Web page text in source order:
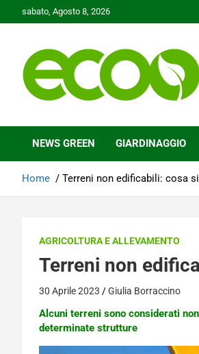
to
sabato, Agosto 8, 2026
Ecoo.it
NEWS GREEN GIARDINAGGIO
Home Terreni non edificabili: cosa
AGRICOLTURA E ALLEVAMENTO
Terreni non
30 Aprile 2023 Giulia Borraccino
Alcuni terreni sono considerati
determinate strutture